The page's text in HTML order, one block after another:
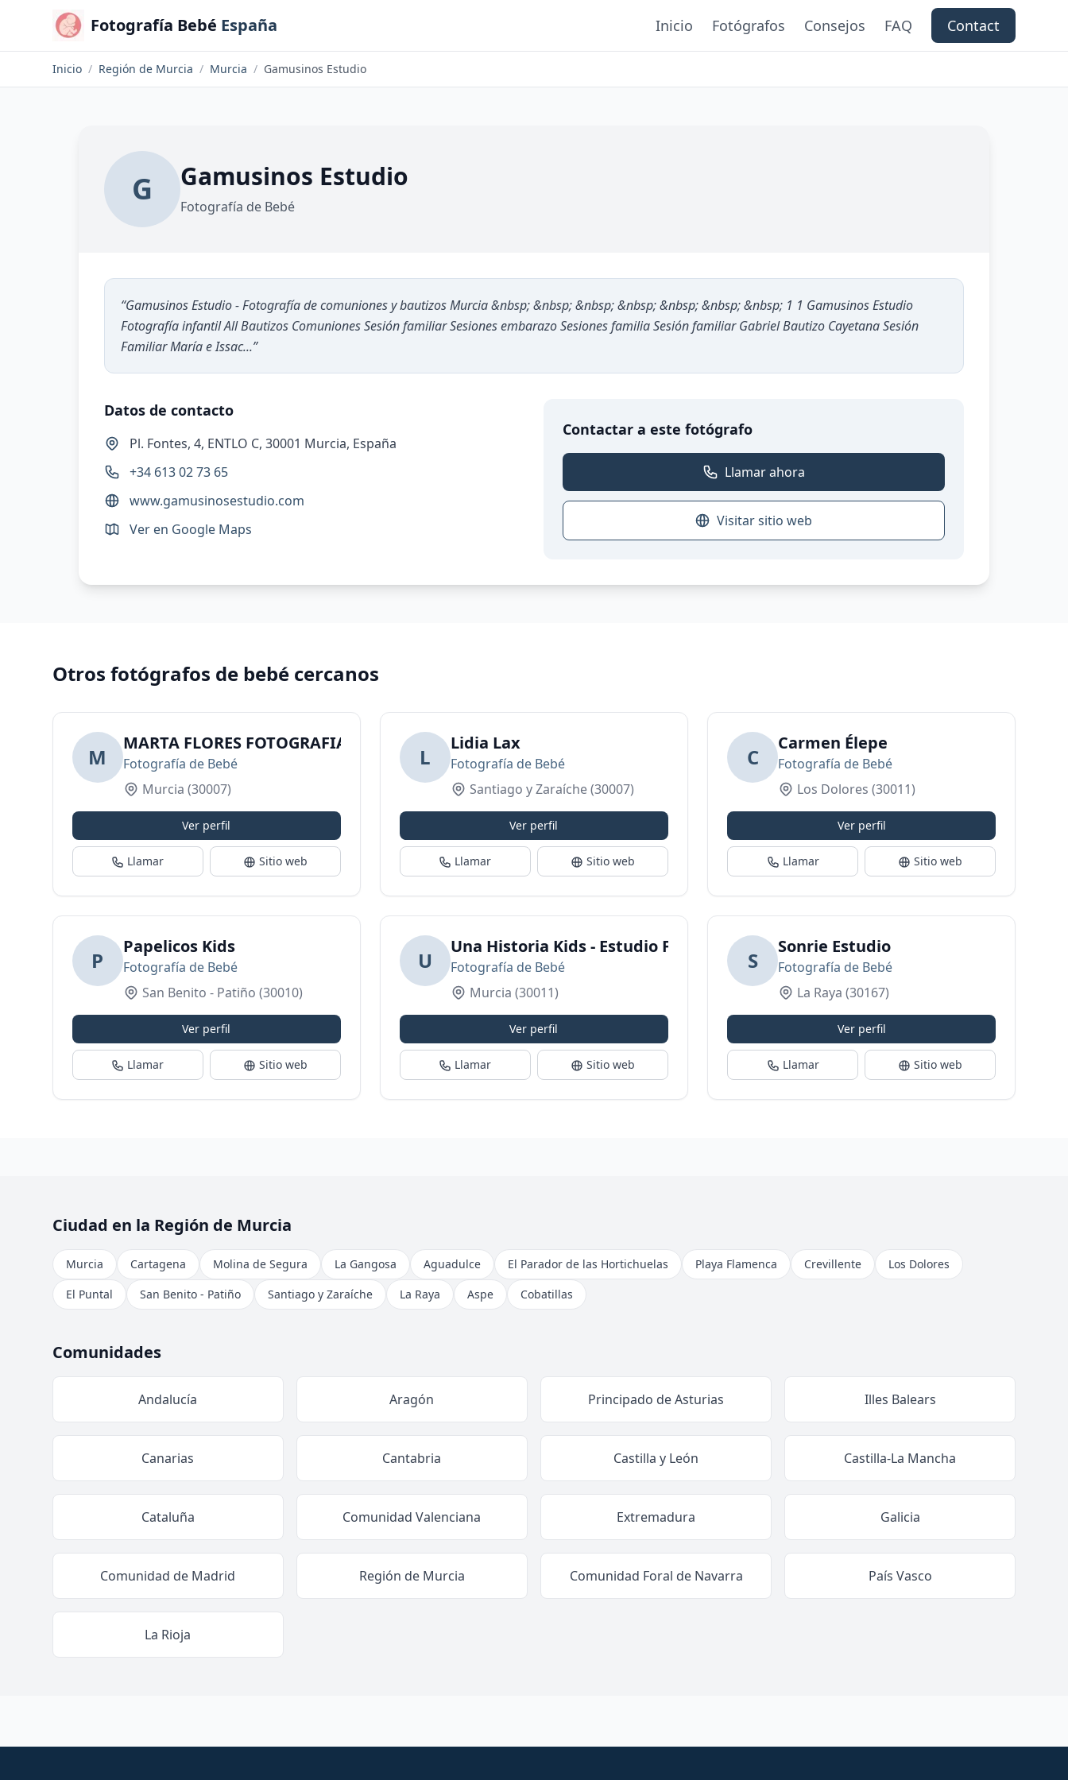
Fotografía Bebé España Inicio Fotógrafos Consejos FAQ Contact
Inicio / Región de Murcia / Murcia / Gamusinos Estudio
G Gamusinos Estudio
Fotografía de Bebé
“Gamusinos Estudio - Fotografía de comuniones y bautizos Murcia &nbsp; &nbsp; &nbsp; &nbsp; &nbsp; &nbsp; &nbsp; 1 1 Gamusinos Estudio
Fotografía infantil All Bautizos Comuniones Sesión familiar Sesiones embarazo Sesiones familia Sesión familiar Gabriel Bautizo Cayetana Sesión
Familiar María e Issac...”
Datos de contacto
Pl. Fontes, 4, ENTLO C, 30001 Murcia, España
+34 613 02 73 65
www.gamusinosestudio.com
Ver en Google Maps
Contactar a este fotógrafo
Llamar ahora
Visitar sitio web
Otros fotógrafos de bebé cercanos
M
MARTA FLORES FOTOGRAFIA
Fotografía de Bebé
Murcia (30007)
Ver perfil
Llamar Sitio web
L
Lidia Lax
Fotografía de Bebé
Santiago y Zaraíche(30007)
Ver perfil
Llamar Sitio web
C
Carmen Élepe
Fotografía de Bebé
Los Dolores (30011)
Ver perfil
Llamar Sitio web
P
Papelicos Kids
Fotografía de Bebé
San Benito - Patiño (30010)
Ver perfil
Llamar Sitio web
U
Una Historia Kids - Estudio Fotografía
Fotografía de Bebé
Murcia (30011)
Ver perfil
Llamar Sitio web
S
Sonrie Estudio
Fotografía de Bebé
La Raya (30167)
Ver perfil
Llamar Sitio web
Ciudad en la Región de Murcia
Murcia Cartagena Molina de Segura La Gangosa Aguadulce El Parador de las Hortichuelas Playa Flamenca Crevillente
Los Dolores
El Puntal
San Benito - Patiño Santiago y Zaraíche La Raya Aspe Cobatillas
Comunidades
Andalucía Aragón Principado de Asturias Illes Balears
Canarias Cantabria Castilla y León Castilla-La Mancha
Cataluña Comunidad Valenciana Extremadura Galicia
Comunidad de Madrid Región de Murcia Comunidad Foral de Navarra País Vasco
La Rioja